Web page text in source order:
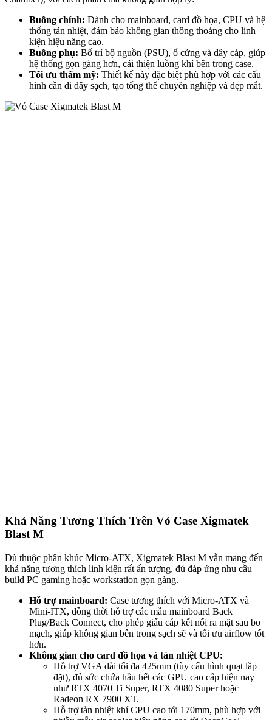
Buồng chính: Dành cho mainboard, card đồ họa, CPU và hệ
thống tản nhiệt, đảm bảo không gian thông thoáng cho linh
kiện hiệu năng cao.
Buồng phụ: Bố trí bộ nguồn (PSU), ổ cứng và dây cáp, giúp
hệ thống gọn gàng hơn, cải thiện luồng khí bên trong case.
Tối ưu thẩm mỹ: Thiết kế này đặc biệt phù hợp với các cấu
hình cần đi dây sạch, tạo tổng thể chuyên nghiệp và đẹp mắt.
Khả Năng Tương Thích Trên Vỏ Case Xigmatek
Blast M
Dù thuộc phân khúc Micro-ATX, Xigmatek Blast M vẫn mang đến
khả năng tương thích linh kiện rất ấn tượng, đủ đáp ứng nhu cầu
build PC gaming hoặc workstation gọn gàng.
Hỗ trợ mainboard: Case tương thích với Micro-ATX và
Mini-ITX, đồng thời hỗ trợ các mẫu mainboard Back
Plug/Back Connect, cho phép giấu cáp kết nối ra mặt sau bo
mạch, giúp không gian bên trong sạch sẽ và tối ưu airflow tốt
hơn.
Không gian cho card đồ họa và tản nhiệt CPU:
Hỗ trợ VGA dài tối đa 425mm (tùy cấu hình quạt lắp
đặt), đủ sức chứa hầu hết các GPU cao cấp hiện nay
như RTX 4070 Ti Super, RTX 4080 Super hoặc
Radeon RX 7900 XT.
Hỗ trợ tản nhiệt khí CPU cao tới 170mm, phù hợp với